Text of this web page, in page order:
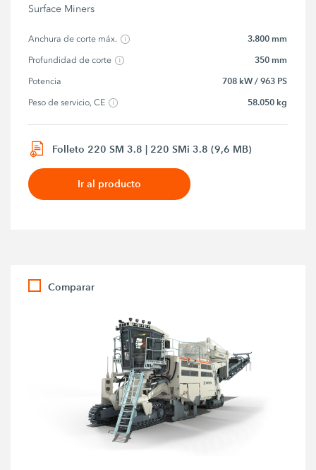
Surface Miners
Anchura de corte máx. 3.800 mm
Profundidad de corte 350 mm
Potencia 708 kW / 963 PS
Peso de servicio, CE 58.050 kg
Folleto 220 SM 3.8 | 220 SMi 3.8 (9,6 MB)
Ir al producto
Comparar